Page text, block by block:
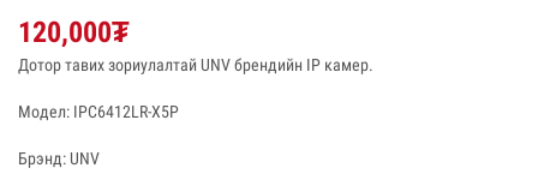
120,000₮
Дотор тавих зориулалтай UNV брендийн IP камер.
Модел: IPC6412LR-X5P
Брэнд: UNV